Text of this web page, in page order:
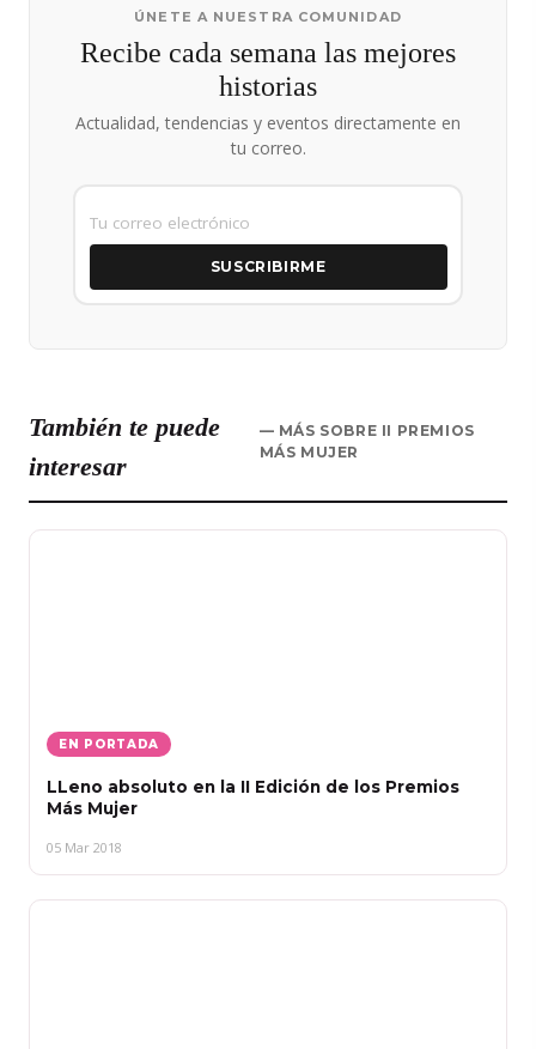
ÚNETE A NUESTRA COMUNIDAD
Recibe cada semana las mejores
historias
Actualidad, tendencias y eventos directamente en
tu correo.
SUSCRIBIRME
También te puede
interesar
— MÁS SOBRE II PREMIOS
MÁS MUJER
EN PORTADA
LLeno absoluto en la II Edición de los Premios
Más Mujer
05 Mar 2018